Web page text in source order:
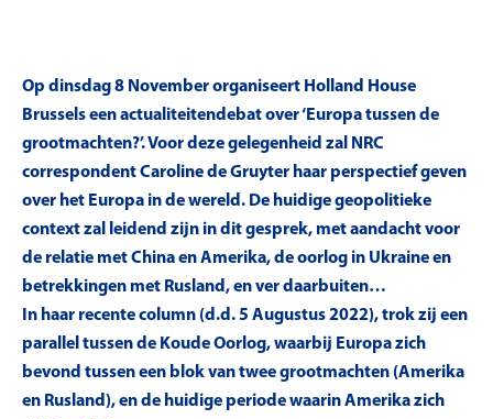
Op dinsdag 8 November organiseert Holland House
Brussels een actualiteitendebat over ‘Europa tussen de
grootmachten?’. Voor deze gelegenheid zal NRC
correspondent Caroline de Gruyter haar perspectief geven
over het Europa in de wereld. De huidige geopolitieke
context zal leidend zijn in dit gesprek, met aandacht voor
de relatie met China en Amerika, de oorlog in Ukraine en
betrekkingen met Rusland, en ver daarbuiten…
In haar recente column (d.d. 5 Augustus 2022), trok zij een
parallel tussen de Koude Oorlog, waarbij Europa zich
bevond tussen een blok van twee grootmachten (Amerika
en Rusland), en de huidige periode waarin Amerika zich